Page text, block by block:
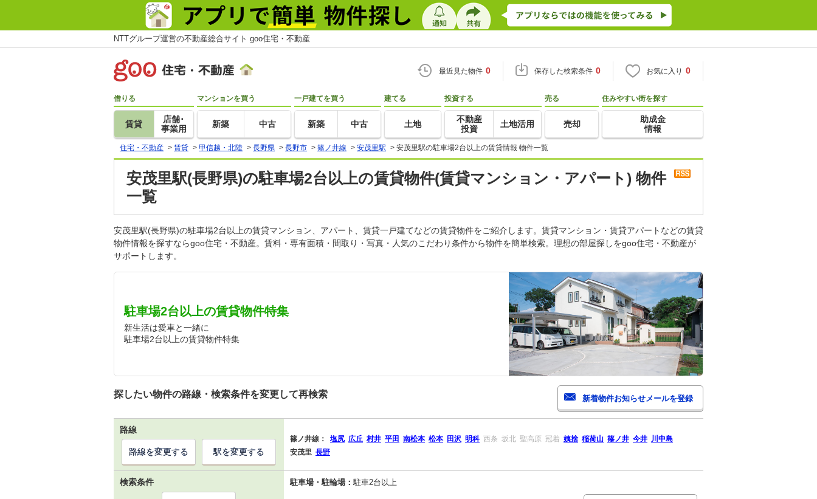
NTTグループ運営の不動産総合サイト goo住宅・不動産
最近見た物件 0 保存した検索条件 0 お気に入り 0
借りる
賃貸
店舗･
事業用
マンションを買う
新築 中古
一戸建てを買う
新築 中古
建てる
土地
投資する
不動産
投資
土地活用
売る
売却
住みやすい街を探す
助成金
情報
住宅・不動産 > 賃貸 > 甲信越・北陸 > 長野県 > 長野市 > 篠ノ井線 > 安茂里駅 > 安茂里駅の駐車場2台以上の賃貸情報 物件一覧
安茂里駅(長野県)の駐車場2台以上の賃貸物件(賃貸マンション・アパート) 物件
一覧
安茂里駅(長野県)の駐車場2台以上の賃貸マンション、アパート、賃貸一戸建てなどの賃貸物件をご紹介します。賃貸マンション・賃貸アパートなどの賃貸
物件情報を探すならgoo住宅・不動産。賃料・専有面積・間取り・写真・人気のこだわり条件から物件を簡単検索。理想の部屋探しをgoo住宅・不動産が
サポートします。
駐車場2台以上の賃貸物件特集
新生活は愛車と一緒に
駐車場2台以上の賃貸物件特集
探したい物件の路線・検索条件を変更して再検索
路線
篠ノ井線： 塩尻 広丘 村井 平田 南松本 松本 田沢 明科 西条 坂北 聖高原 冠着 姨捨 稲荷山 篠ノ井 今井 川中島
安茂里 長野
路線を変更する 駅を変更する
検索条件 駐車場・駐輪場：駐車2台以上